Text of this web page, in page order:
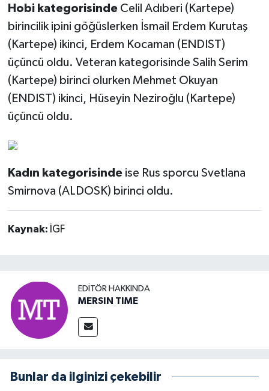
Hobi kategorisindeCelil Adıberi (Kartepe)
birincilik ipini göğüslerken İsmail Erdem Kurutaş
(Kartepe) ikinci, Erdem Kocaman (ENDIST)
üçüncü oldu. Veteran kategorisinde Salih Serim
(Kartepe) birinci olurken Mehmet Okuyan
(ENDIST) ikinci, Hüseyin Neziroğlu (Kartepe)
üçüncü oldu.
Kadın kategorisinde ise Rus sporcu Svetlana
Smirnova (ALDOSK) birinci oldu.
Kaynak: İGF
EDITÖR HAKKINDA
MERSIN TIME
Bunlar da ilginizi çekebilir